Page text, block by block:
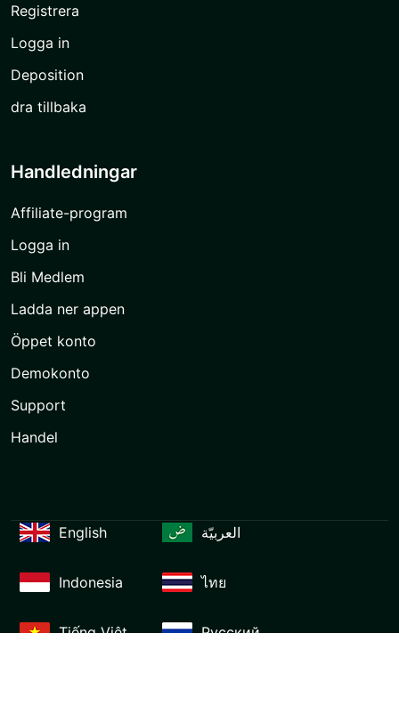
Registrera
Logga in
Deposition
dra tillbaka
Handledningar
Affiliate-program
Logga in
Bli Medlem
Ladda ner appen
Öppet konto
Demokonto
Support
Handel
English العربيّة
Indonesia ไทย
Tiếng Việt Русский